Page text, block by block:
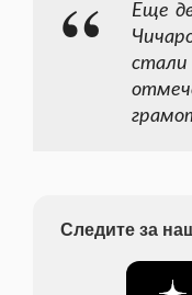
Еще
Следите за